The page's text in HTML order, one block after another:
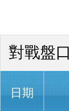
對戰盤口
日期